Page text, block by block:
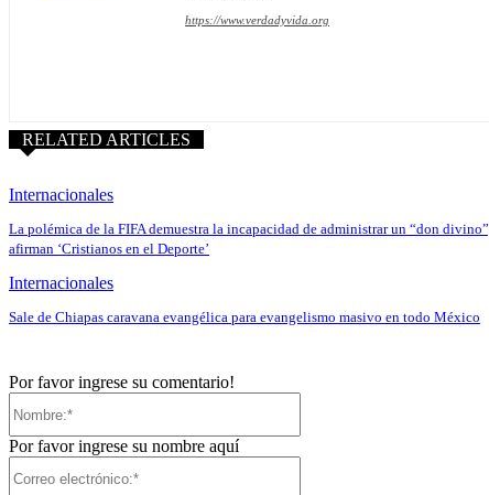
https://www.verdadyvida.org
RELATED ARTICLES
Internacionales
La polémica de la FIFA demuestra la incapacidad de administrar un “don divino”,
afirman ‘Cristianos en el Deporte’
Internacionales
Sale de Chiapas caravana evangélica para evangelismo masivo en todo México
Por favor ingrese su comentario!
Por favor ingrese su nombre aquí